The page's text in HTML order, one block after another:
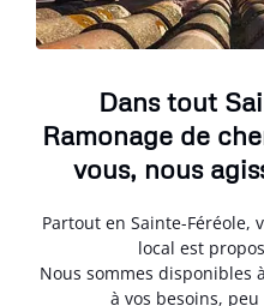
Dans tout
Ramonage de
vous, nous
Partout en Sainte-Féréole,
local est
Nous sommes
à vos besoins,